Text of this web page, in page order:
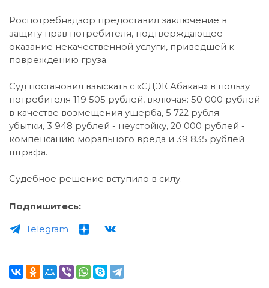
Роспотребнадзор предоставил заключение в
защиту прав потребителя, подтверждающее
оказание некачественной услуги, приведшей к
повреждению груза.
Суд постановил взыскать с «СДЭК Абакан» в пользу
потребителя 119 505 рублей, включая: 50 000 рублей
в качестве возмещения ущерба, 5 722 рубля -
убытки, 3 948 рублей - неустойку, 20 000 рублей -
компенсацию морального вреда и 39 835 рублей
штрафа.
Судебное решение вступило в силу.
Подпишитесь:
Telegram